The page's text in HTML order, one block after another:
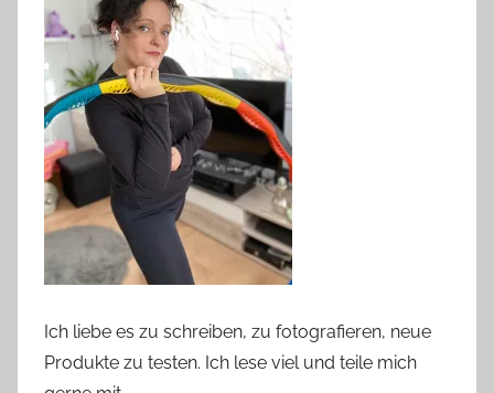
Ich liebe es zu schreiben, zu fotografieren, neue
Produkte zu testen. Ich lese viel und teile mich